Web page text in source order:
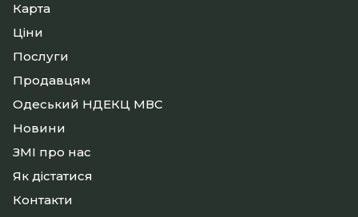
Карта
Ціни
Послуги
Продавцям
Одеський НДЕКЦ МВС
Новини
ЗМІ про нас
Як дістатися
Контакти